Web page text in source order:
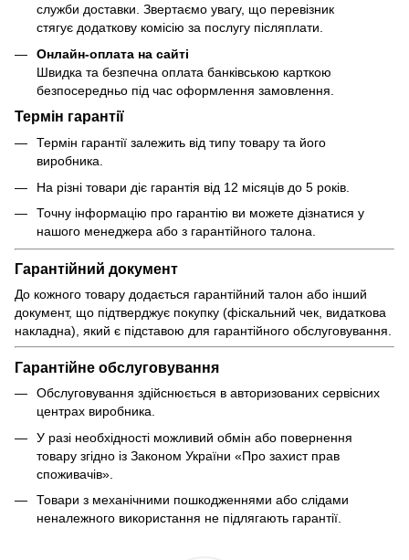
служби доставки. Звертаємо увагу, що перевізник
стягує додаткову комісію за послугу післяплати.
Онлайн-оплата на сайті
Швидка та безпечна оплата банківською карткою
безпосередньо під час оформлення замовлення.
Термін гарантії
Термін гарантії залежить від типу товару та його
виробника.
На різні товари діє гарантія від 12 місяців до 5 років.
Точну інформацію про гарантію ви можете дізнатися у
нашого менеджера або з гарантійного талона.
Гарантійний документ
До кожного товару додається гарантійний талон або інший
документ, що підтверджує покупку (фіскальний чек, видаткова
накладна), який є підставою для гарантійного обслуговування.
Гарантійне обслуговування
Обслуговування здійснюється в авторизованих сервісних
центрах виробника.
У разі необхідності можливий обмін або повернення
товару згідно із Законом України «Про захист прав
споживачів».
Товари з механічними пошкодженнями або слідами
неналежного використання не підлягають гарантії.